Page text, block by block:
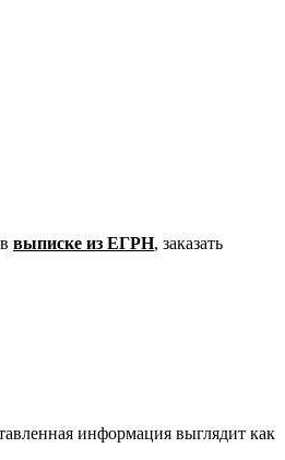
выписке из ЕГРН, заказать
информация выглядит как